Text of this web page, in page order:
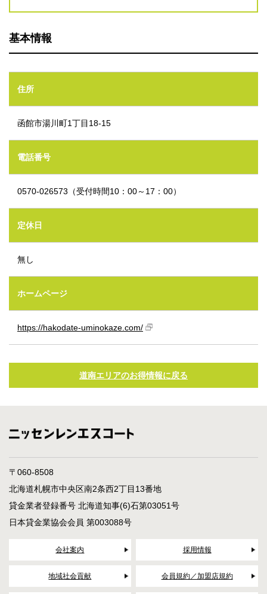
基本情報
住所
函館市湯川町1丁目18‐15
電話番号
0570-026573（受付時間10：00～17：00）
定休日
無し
ホームページ
https://hakodate-uminokaze.com/
道南エリアのお得情報に戻る
〒060-8508
北海道札幌市中央区南2条西2丁目13番地
貸金業者登録番号 北海道知事(6)石第03051号
日本貸金業協会会員 第003088号
会社案内 採用情報
地域社会貢献 会員規約／加盟店規約